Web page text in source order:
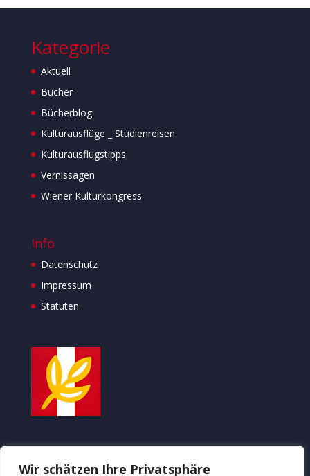
Wir schätzen Ihre Privatsphäre
Kategorie
Aktuell
Bücher
Bücherblog
Kulturausflüge _ Studienreisen
Kulturausflugstipps
Vernissagen
Wiener Kulturkongress
Info
Datenschutz
Impressum
Statuten
KULTURVEREINIGUNG